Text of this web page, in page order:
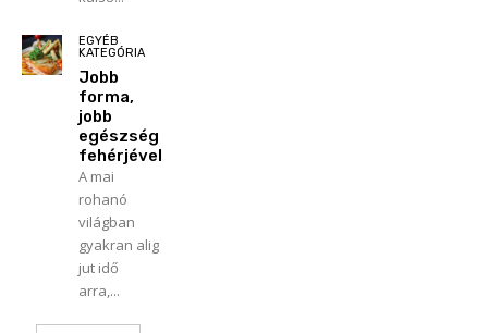
EGYÉB
KATEGÓRIA
Jobb
forma,
jobb
egészség
fehérjével
A mai
rohanó
világban
gyakran alig
jut idő
arra,...